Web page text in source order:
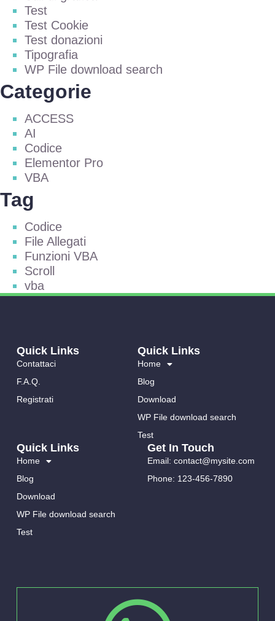
Test
Test Cookie
Test donazioni
Tipografia
WP File download search
Categorie
ACCESS
AI
Codice
Elementor Pro
VBA
Tag
Codice
File Allegati
Funzioni VBA
Scroll
vba
Quick Links
Contattaci
F.A.Q.
Registrati
Quick Links
Home
Blog
Download
WP File download search
Test
Quick Links
Home
Blog
Download
WP File download search
Test
Get In Touch
Email: contact@mysite.com
Phone: 123-456-7890